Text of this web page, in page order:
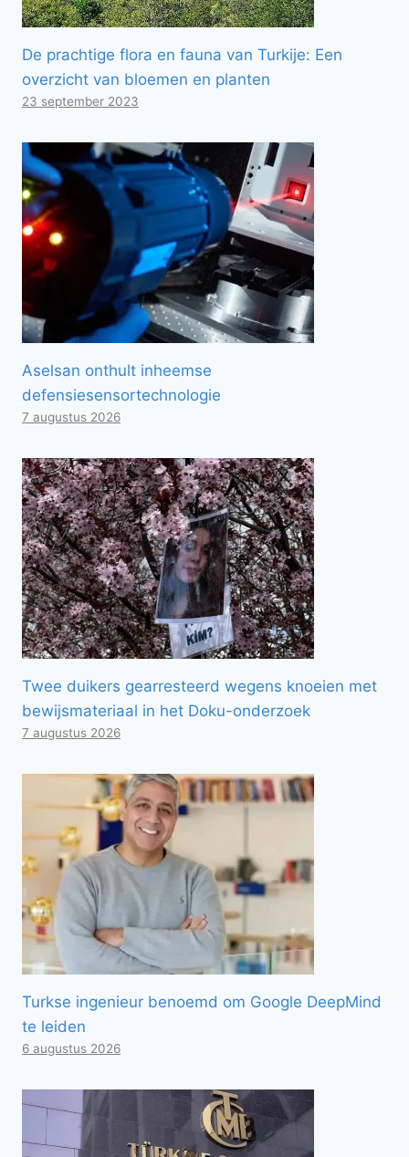
De prachtige flora en fauna van Turkije: Een
overzicht van bloemen en planten
23 september 2023
Aselsan onthult inheemse
defensiesensortechnologie
7 augustus 2026
Twee duikers gearresteerd wegens knoeien met
bewijsmateriaal in het Doku-onderzoek
7 augustus 2026
Turkse ingenieur benoemd om Google DeepMind
te leiden
6 augustus 2026